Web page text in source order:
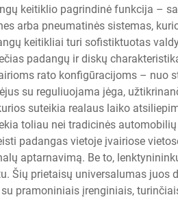
keitiklio pagrindinė funkcija –
arba pneumatinės sistemas,
keitikliai turi sofistiktuotas
padangų ir diskų
rato konfigūracijoms – nuo
su reguliuojama jėga,
suteikia realaus laiko
toliau nei tradicinės
padangas vietoje įvairiose
aptarnavimą. Be to,
Šių prietaisų universalumas juos
pramoniniais įrenginiais,